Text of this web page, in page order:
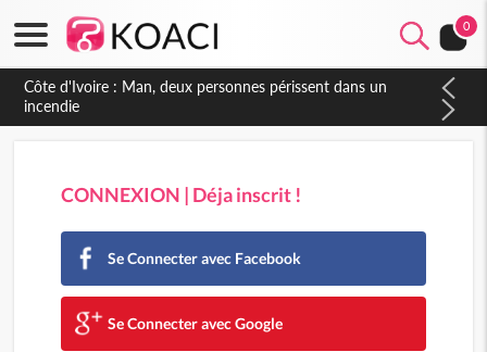
0
Côte d'Ivoire : Man, deux personnes périssent dans un
incendie
CONNEXION | Déja inscrit !
Se Connecter avec Facebook
Se Connecter avec Google